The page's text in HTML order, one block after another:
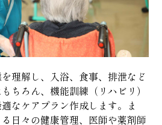
理解し、入浴、食事、排泄など
ちろん、機能訓練（リハビリ）
なケアプラン作成します。ま
日々の健康管理、医師や薬剤師